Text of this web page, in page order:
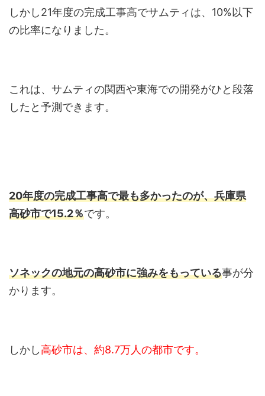
しかし21年度の完成工事高でサムティは、10%以下
の比率になりました。
これは、サムティの関西や東海での開発がひと段落
したと予測できます。
20年度の完成工事高で最も多かったのが、兵庫県
高砂市で15.2％です。
ソネックの地元の高砂市に強みをもっている事が分
かります。
しかし高砂市は、約8.7万人の都市です。